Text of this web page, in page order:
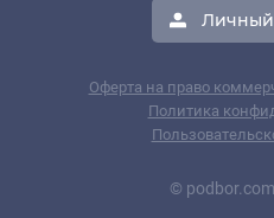
Личный
Оферта на право
Политика
©